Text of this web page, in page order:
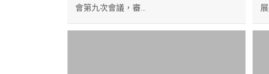
會第九次會議，審…